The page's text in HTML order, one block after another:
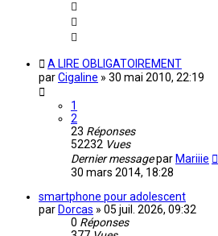
A LIRE OBLIGATOIREMENT
parCigaline » 30 mai 2010, 22:19
1
2
23 Réponses
52232 Vues
Dernier messagepar Mariiie
30 mars 2014, 18:28
smartphone pour adolescent
par Dorcas » 05 juil. 2026, 09:32
0 Réponses